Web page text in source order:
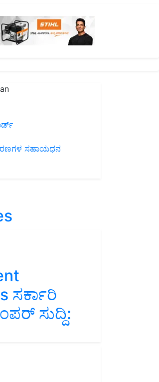
ಸಹಾಯಧನ
ಸರ್ಕಾರಿ
ಸುದ್ದಿ: